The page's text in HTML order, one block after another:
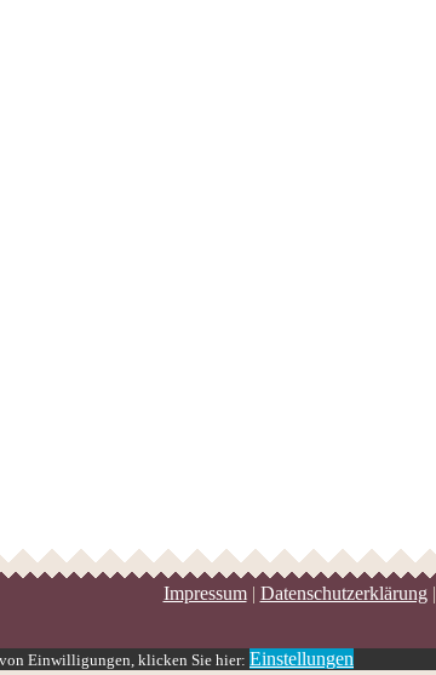
Impressum| Datenschutzerklärung|
Einwilligungen, klicken Sie hier: Einstellungen